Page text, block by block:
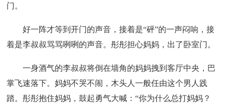
门。
好一阵才等到开门的声音，接着是“砰”的一声闷响，接
着是李叔叔骂骂咧咧的声音。彤彤担心妈妈，出了卧室门。
一身酒气的李叔叔将倒在墙角的妈妈拽到客厅中央，巴
掌飞速落下。妈妈不哭不闹，木头人一般任由这个男人践
踏。彤彤抱住妈妈，鼓起勇气大喊：“你为什么总打妈妈？